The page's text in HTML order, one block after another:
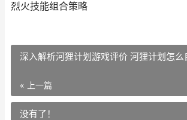
烈火技能组合策略
深入解析河狸计划游戏评价 河狸计划怎么
« 上一篇
没有了！